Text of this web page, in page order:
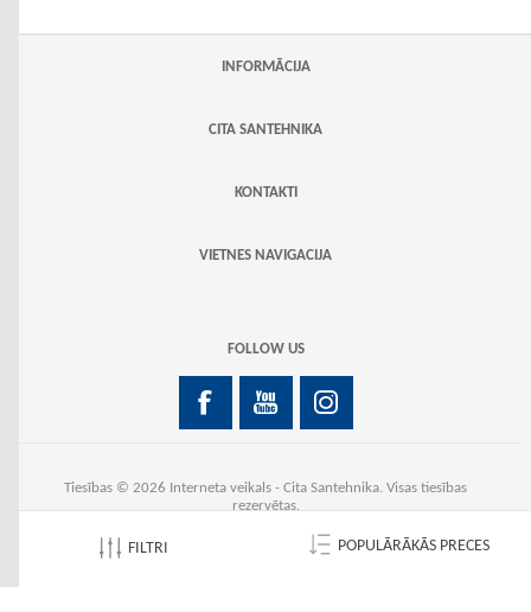
INFORMĀCIJA
CITA SANTEHNIKA
KONTAKTI
VIETNES NAVIGACIJA
FOLLOW US
Tiesības © 2026 Interneta veikals - Cita Santehnika. Visas tiesības
rezervētas.
Biqs.lv
FILTRI POPULĀRĀKĀS PRECES